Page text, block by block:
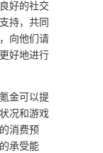
好的社交
持，共同
向他们请
好地进行
金可以提
况和游戏
消费预
承受能